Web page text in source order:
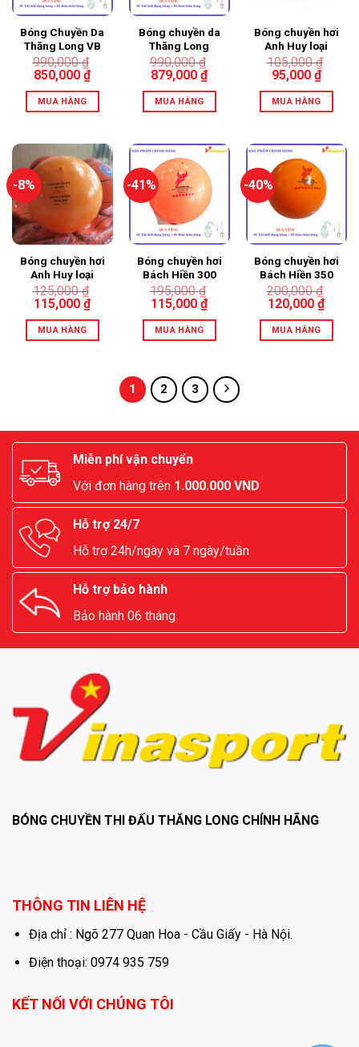
Bóng Chuyền Da
Thăng Long VB
7400 Chính
Hãng Da PU
990,000₫
850,000₫
MUA HÀNG
Bóng chuyền da
Thăng Long
VB7700
990,000₫
879,000₫
MUA HÀNG
Bóng chuyền hơi
Anh Huy loại
200gr
105,000₫
95,000 ₫
MUA HÀNG
-8%
Bóng chuyền hơi
Anh Huy loại
250gr
125,000₫
115,000₫
MUA HÀNG
-41%
Bóng chuyền hơi
Bách Hiền 300
gram
195,000₫
115,000₫
MUA HÀNG
-40%
Bóng chuyền hơi
Bách Hiền 350
gram
200,000₫
120,000₫
MUA HÀNG
1 2 3
Miễn phí vận chuyển
Với đơn hàng trên 1.000.000 VND
Hỗ trợ 24/7
Hỗ trợ 24h/ngày và 7 ngày/tuần
Hỗ trợ bảo hành
Bảo hành 06 tháng
BÓNG CHUYỀN THI ĐẤU THĂNG LONG CHÍNH HÃNG
THÔNG TIN LIÊN HỆ
Địa chỉ : Ngõ 277 Quan Hoa - Cầu Giấy - Hà Nội.
Điện thoại: 0974 935 759
KẾT NỐI VỚI CHÚNG TÔI